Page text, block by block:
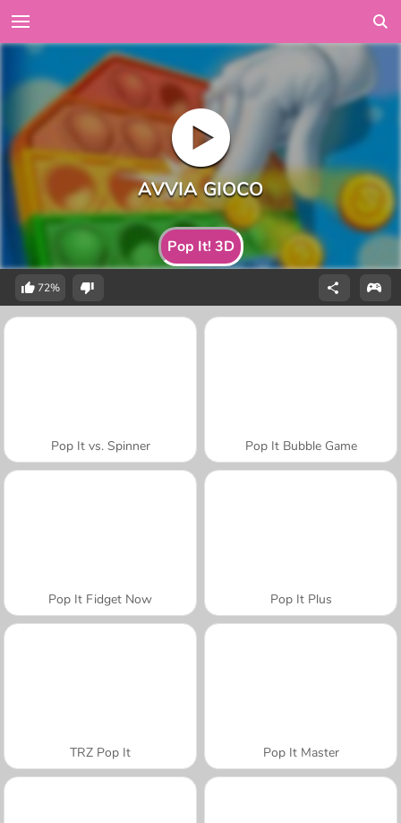
Pop It! 3D
72%
Pop It vs. Spinner Pop It Bubble Game
Pop It Fidget Now Pop It Plus
TRZ Pop It Pop It Master